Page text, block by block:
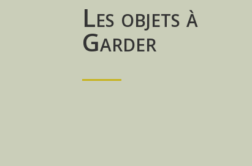
Les objets à
Garder